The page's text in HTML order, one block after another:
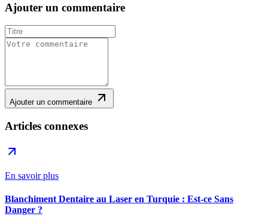
Ajouter un commentaire
Ajouter un commentaire
Articles connexes
En savoir plus
Blanchiment Dentaire au Laser en Turquie : Est-ce Sans
Danger ?